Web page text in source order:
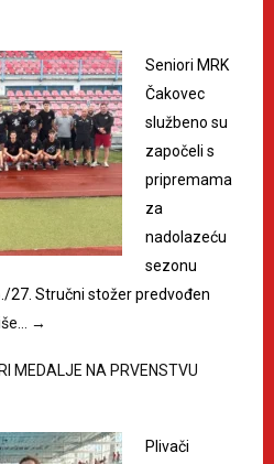
Seniori MRK
Čakovec
službeno su
započeli s
pripremama
za
nadolazeću
sezonu
27. Stručni stožer predvođen
→
MEDALJE NA PRVENSTVU
Plivači